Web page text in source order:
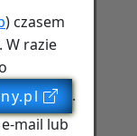
) czasem
W razie
.
lub